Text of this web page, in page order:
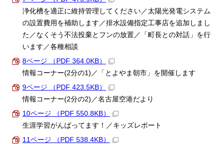
浄化槽を適正に維持管理してください／太陽光発電システム
の設置費用を補助します／排水設備指定工事店を追加しまし
た／なくそう不法投棄とフンの放置／「町長との対話」を行
います／各種相談
8ページ （PDF 364.0KB）
情報コーナー(2分の1)／「とよやま朝市」を開催します
9ページ （PDF 423.5KB）
情報コーナー(2分の2)／名古屋空港だより
10ページ （PDF 550.8KB）
生涯学習がんばってます！／キッズレポート
11ページ （PDF 538.4KB）